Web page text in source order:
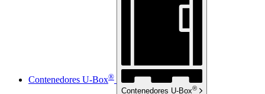
Contenedores U-Box®
Contenedores U-Box®